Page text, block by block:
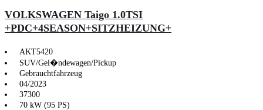
VOLKSWAGEN Taigo 1.0TSI
+PDC+4SEASON+SITZHEIZUNG+
AKT5420
SUV/Gel�ndewagen/Pickup
Gebrauchtfahrzeug
04/2023
37300
70 kW (95 PS)